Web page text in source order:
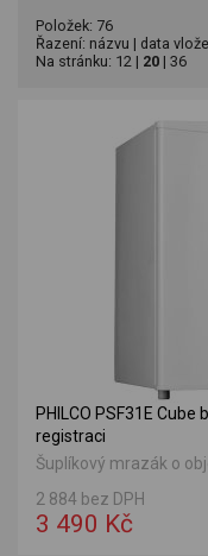
Položek: 76
Řazení: názvu | data
Na stránku: 12 | 20 | 36
PHILCO PSF31E
registraci
Šuplíkový mrazák o
2 884 bez DPH
3 490 Kč